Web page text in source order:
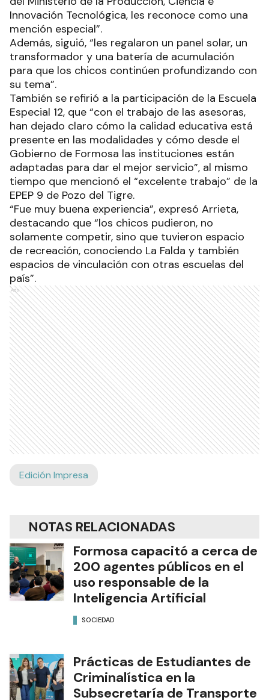
Innovación Tecnológica, les reconoce como una
mención especial”.
Además, siguió, “les regalaron un panel solar, un
transformador y una batería de acumulación
para que los chicos continúen profundizando con
su tema”.
También se refirió a la participación de la Escuela
Especial 12, que “con el trabajo de las asesoras,
han dejado claro cómo la calidad educativa está
presente en las modalidades y cómo desde el
Gobierno de Formosa las instituciones están
adaptadas para dar el mejor servicio”, al mismo
tiempo que mencionó el “excelente trabajo” de la
EPEP 9 de Pozo del Tigre.
“Fue muy buena experiencia”, expresó Arrieta,
destacando que “los chicos pudieron, no
solamente competir, sino que tuvieron espacio
de recreación, conociendo La Falda y también
espacios de vinculación con otras escuelas del
país”.
Ads
Edición Impresa
NOTAS RELACIONADAS
Formosa capacitó a cerca de
200 agentes públicos en el
uso responsable de la
Inteligencia Artificial
SOCIEDAD
Prácticas de Estudiantes de
Criminalística en la
Subsecretaría de Transporte